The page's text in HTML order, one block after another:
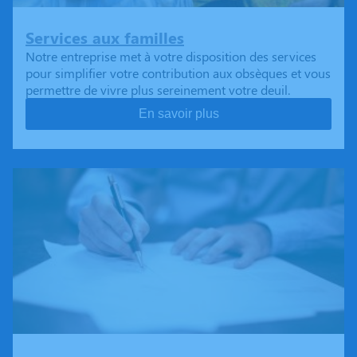
Services aux familles
Notre entreprise met à votre disposition des services
pour simplifier votre contribution aux obsèques et vous
permettre de vivre plus sereinement votre deuil.
En savoir plus